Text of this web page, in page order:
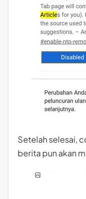
Setelah selesai,
berita pun akan